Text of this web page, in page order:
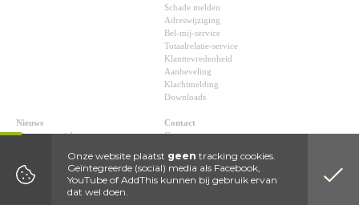
Schade melden
Adreswijziging
Bel-mij-service
Totaalrelatie-service
Klanttevredenheid
Aanbeveling
Klachtmelding
Downloads
Nieuws
Nieuwsoverzicht
Contact
Contact
Route
Onze website plaatst geen tracking cookies.
Geïntegreerde (social) media als Facebook,
YouTube of AddThis kunnen bij gebruik ervan
dat wel doen.